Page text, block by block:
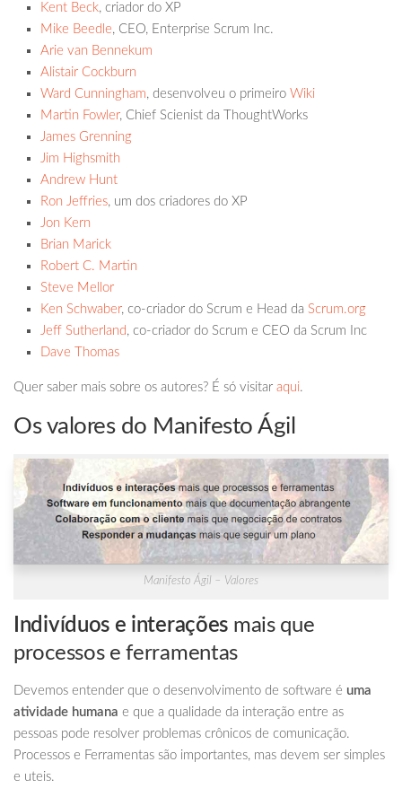
Kent Beck, criador do XP
Mike Beedle, CEO, Enterprise Scrum Inc.
Arie van Bennekum
Alistair Cockburn
Ward Cunningham, desenvolveu o primeiro Wiki
Martin Fowler, Chief Scienist da ThoughtWorks
James Grenning
Jim Highsmith
Andrew Hunt
Ron Jeffries, um dos criadores do XP
Jon Kern
Brian Marick
Robert C. Martin
Steve Mellor
Ken Schwaber, co-criador do Scrum e Head da Scrum.org
Jeff Sutherland, co-criador do Scrum e CEO da Scrum Inc
Dave Thomas
Quer saber mais sobre os autores? É só visitar aqui.
Os valores do Manifesto Ágil
Manifesto Ágil – Valores
Indivíduos e interações mais que
processos e ferramentas
Devemos entender que o desenvolvimento de software é uma
atividade humana e que a qualidade da interação entre as
pessoas pode resolver problemas crônicos de comunicação.
Processos e Ferramentas são importantes, mas devem ser simples
e uteis.